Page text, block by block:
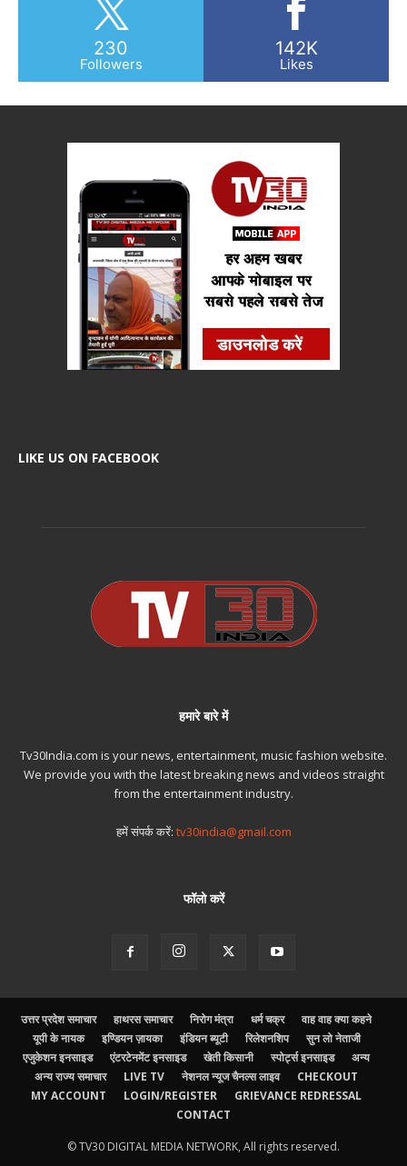
230
Followers
142K
Likes
LIKE US ON FACEBOOK
हमारे बारे में
Tv30India.com is your news, entertainment, music fashion website.
We provide you with the latest breaking news and videos straight
from the entertainment industry.
हमें संपर्क करें: tv30india@gmail.com
फॉलो करें
उत्तर प्रदेश समाचार हाथरस समाचार निरोग मंत्रा धर्म चक्र
वाह वाह क्या कहने
यूपी के नायक
इण्डियन ज़ायका इंडियन ब्यूटी रिलेशनशिप
सुन लो नेताजी
एजुकेशन इनसाइड
एंटरटेनमेंट इनसाइड खेती किसानी स्पोर्ट्स इनसाइड
अन्य
अन्य राज्य समाचार
LIVE TV नेशनल न्यूज चैनल्स लाइव
CHECKOUT
MY ACCOUNT
LOGIN/REGISTER
GRIEVANCE REDRESSAL
CONTACT
© TV30 DIGITAL MEDIA NETWORK, All rights reserved.